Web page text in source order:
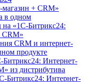
+ CRM»
в одном
на «1С-Битрикс24:
CRM»
CRM и интернет-
продукте
Битрикс24: Интернет-
из дистрибутива
Битрикс24: Интернет-